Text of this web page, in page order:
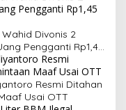
Divonis 2
Pengganti Rp1,45
Resmi Ditahan
Usai OTT